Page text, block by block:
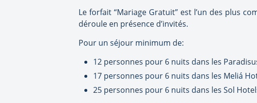
Le forfait “Mariage Gratuit” est l’un des plus
déroule en présence d’invités.
Pour un séjour minimum de:
12 personnes pour 6 nuits dans les
17 personnes pour 6 nuits dans les Meliá
25 personnes pour 6 nuits dans les Sol